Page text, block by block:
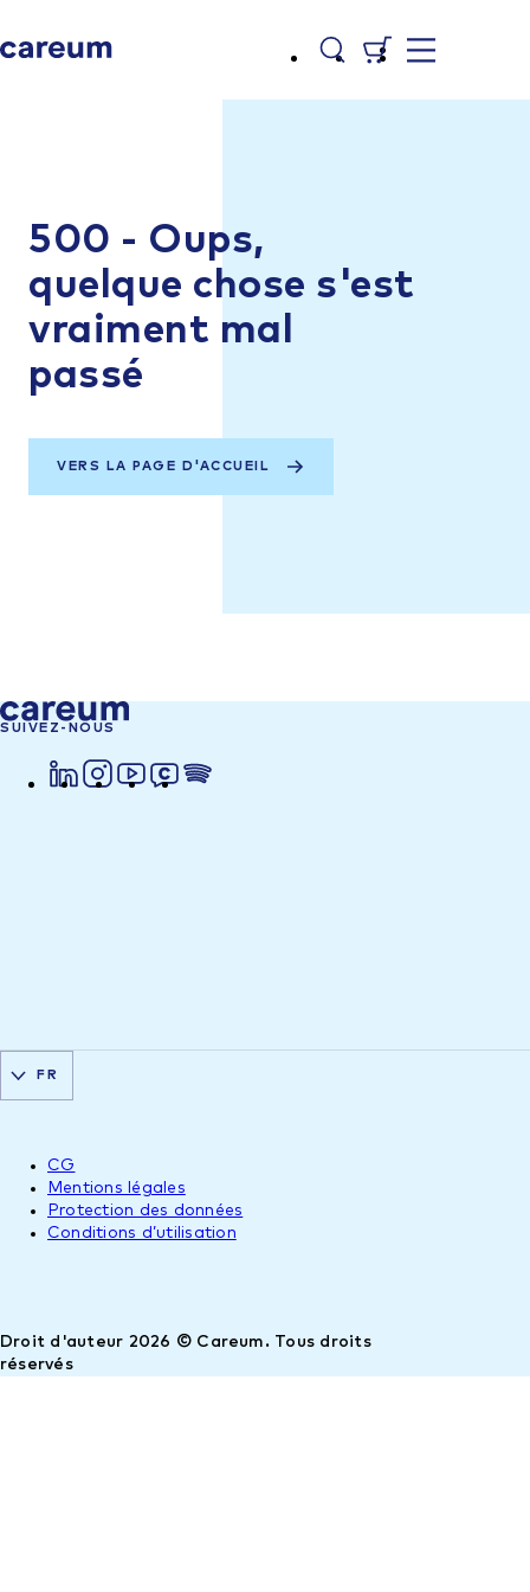
500 - Oups,
quelque chose s'est
vraiment mal
passé
VERS LA PAGE D'ACCUEIL
SUIVEZ-NOUS
Droit d'auteur 2026 © Careum. Tous droits
réservés
CG
Mentions légales
Protection des données
Conditions d’utilisation
FR